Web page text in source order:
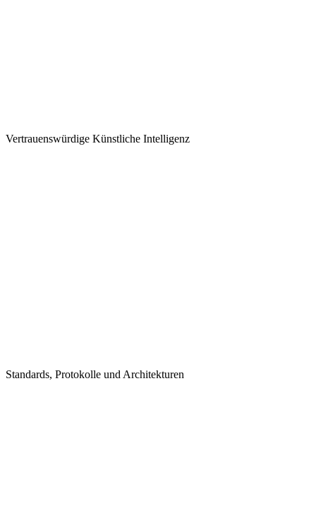
Vertrauenswürdige Künstliche Intelligenz
Standards, Protokolle und Architekturen